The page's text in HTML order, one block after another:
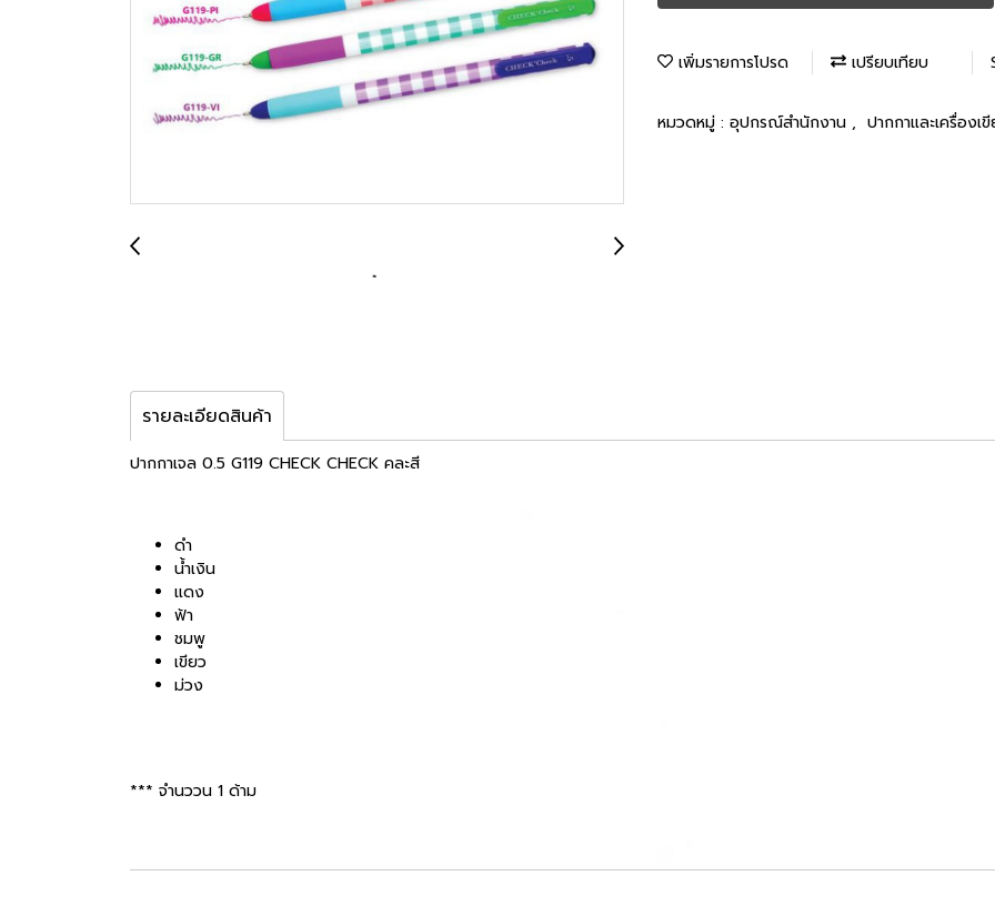
เพิ่มรายการโปรด เปรียบเทียบ
หมวดหมู่ : อุปกรณ์สำนักงาน , ปากกาและเครื่องเ
รายละเอียดสินค้า
ปากกาเจล 0.5 G119 CHECK CHECK คละสี
ดำ
น้ำเงิน
แดง
ฟ้า
ชมพู
เขียว
ม่วง
*** จำนววน 1 ด้าม